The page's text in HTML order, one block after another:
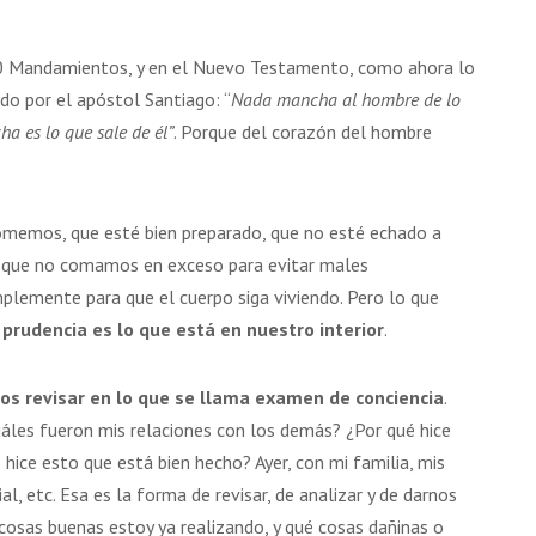
y en el Nuevo Testamento, como ahora lo
por el apóstol Santiago: “Nada mancha al hombre de lo
es lo que sale de él”. Porque del corazón del hombre
que esté bien preparado, que no esté echado a
no comamos en exceso para evitar males
para que el cuerpo siga viviendo. Pero lo que
es lo que está en nuestro interior.
revisar en lo que se llama examen de conciencia.
fueron mis relaciones con los demás? ¿Por qué hice
esto que está bien hecho? Ayer, con mi familia, mis
etc. Esa es la forma de revisar, de analizar y de darnos
buenas estoy ya realizando, y qué cosas dañinas o